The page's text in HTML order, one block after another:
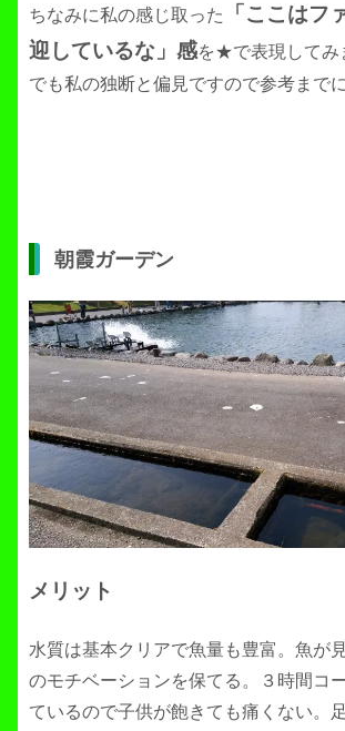
ちなみに私の感じ取った
「ここはフ
迎しているな」感を★で表現してみ
でも私の独断と偏見ですので参考までに
朝霞ガーデン
メリット
水質は基本クリアで魚量も豊富。魚が
のモチベーションを保てる。３時間コ
ているので子供が飽きても痛くない。